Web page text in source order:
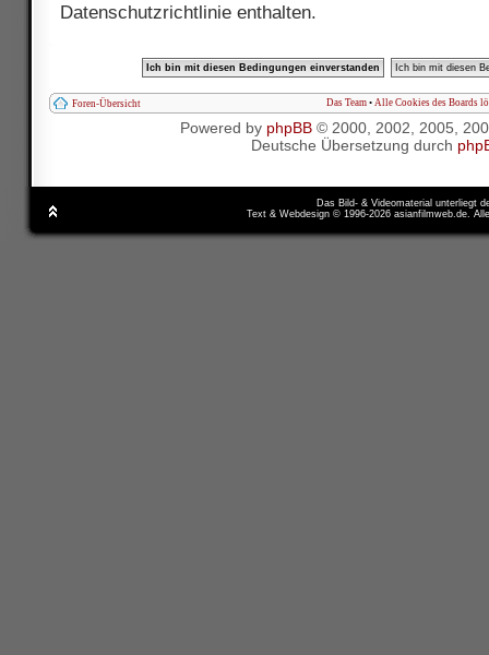
Datenschutzrichtlinie enthalten.
Foren-Übersicht Das Team • Alle Cookies des Boards
Powered by phpBB© 2000, 2002, 2005,
Deutsche Übersetzung durch
Das Bild- & Videomaterial unterliegt
Text & Webdesign © 1996-2026 asianfilmweb.de.